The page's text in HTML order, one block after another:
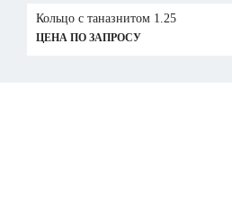
Кольцо с таназнитом 1.25
ЦЕНА ПО ЗАПРОСУ